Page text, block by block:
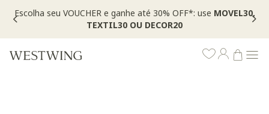
Escolha seu VOUCHER e ganhe até 30% OFF*: use MOVEL30,
TEXTIL30 OU DECOR20